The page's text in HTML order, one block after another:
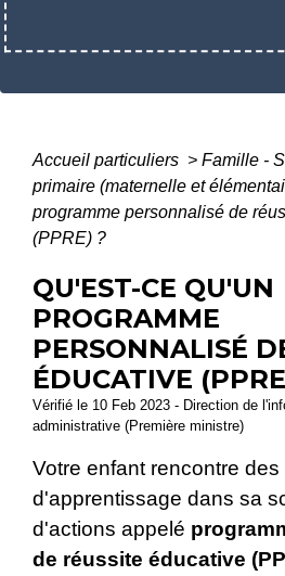
Accueil particuliers > Famille -
primaire (maternelle et
programme personnalisé de
(PPRE) ?
QU'EST-CE QU'UN
PROGRAMME
PERSONNALISÉ
ÉDUCATIVE
Vérifié le 10 Feb 2023 - Direction de
administrative (Première ministre)
Votre enfant rencontre des
d'apprentissage dans sa
d'actions appelé
de réussite éducative